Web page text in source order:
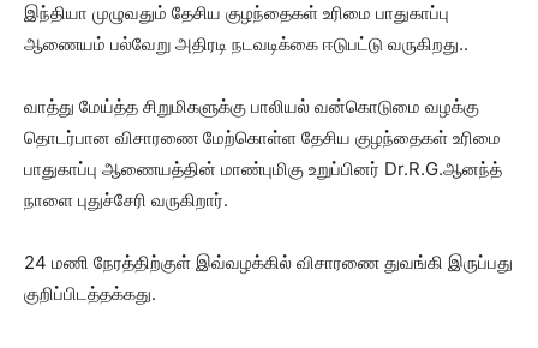
இந்தியா முழுவதும் தேசிய குழந்தைகள் உரிமை பாதுகாப்பு
ஆணையம் பல்வேறு அதிரடி நடவடிக்கை ஈடுபட்டு வருகிறது..
வாத்து மேய்த்த சிறுமிகளுக்கு பாலியல் வன்கொடுமை வழக்கு
தொடர்பான விசாரணை மேற்கொள்ள தேசிய குழந்தைகள் உரிமை
பாதுகாப்பு ஆணையத்தின் மாண்புமிகு உறுப்பினர் Dr.R.G.ஆனந்த்
நாளை புதுச்சேரி வருகிறார்.
24 மணி நேரத்திற்குள் இவ்வழக்கில் விசாரணை துவங்கி இருப்பது
குறிப்பிடத்தக்கது.